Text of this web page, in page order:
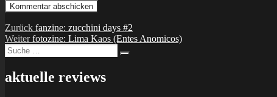
Beitragsnavigation
Zurück Vorheriger
Beitrag:
fanzine: zucchini days #2
Weiter Nächster
fotozine: Lima Kaos (Entes Anomicos)
Suche
nach:
aktuelle reviews